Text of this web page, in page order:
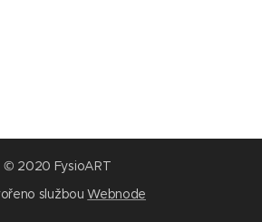
© 2020 FysioART
službouWebnode